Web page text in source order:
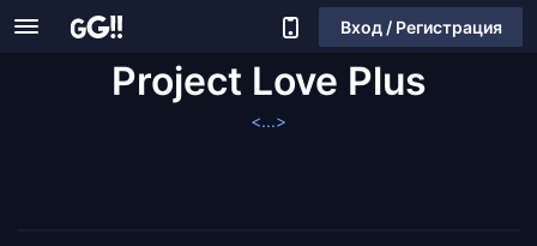
Вход / Регистрация
Project Love Plus
<...>